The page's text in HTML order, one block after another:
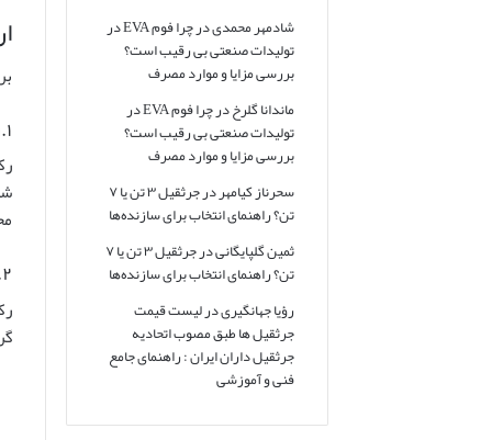
۱.۱.
۱.۲.
شادمهر محمدیدر
چرا فوم EVA در
تولیدات صنعتی بی رقیب است؟
بررسی مزایا و موارد مصرف
ماندانا گلرخدر
چرا فوم EVA در
تولیدات صنعتی بی رقیب است؟
بررسی مزایا و موارد مصرف
سحرناز کیامهردر
جرثقیل ۳ تن یا ۷
تن؟ راهنمای انتخاب برای سازنده‌ها
ثمین گلپایگانیدر
جرثقیل ۳ تن یا ۷
تن؟ راهنمای انتخاب برای سازنده‌ها
رؤیا جهانگیریدرلیست قیمت
جرثقیل ها طبق مصوب اتحادیه
جرثقیل داران ایران : راهنمای جامع
فنی و آموزشی